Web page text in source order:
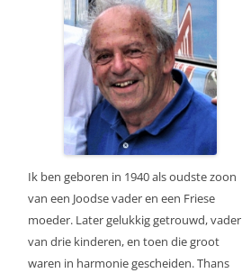
Ik ben geboren in 1940 als oudste zoon
van een Joodse vader en een Friese
moeder. Later gelukkig getrouwd, vader
van drie kinderen, en toen die groot
waren in harmonie gescheiden. Thans